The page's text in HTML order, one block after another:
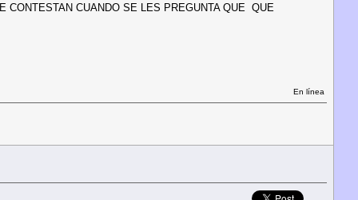
CONTESTAN CUANDO SE LES PREGUNTA QUE QUE
En línea